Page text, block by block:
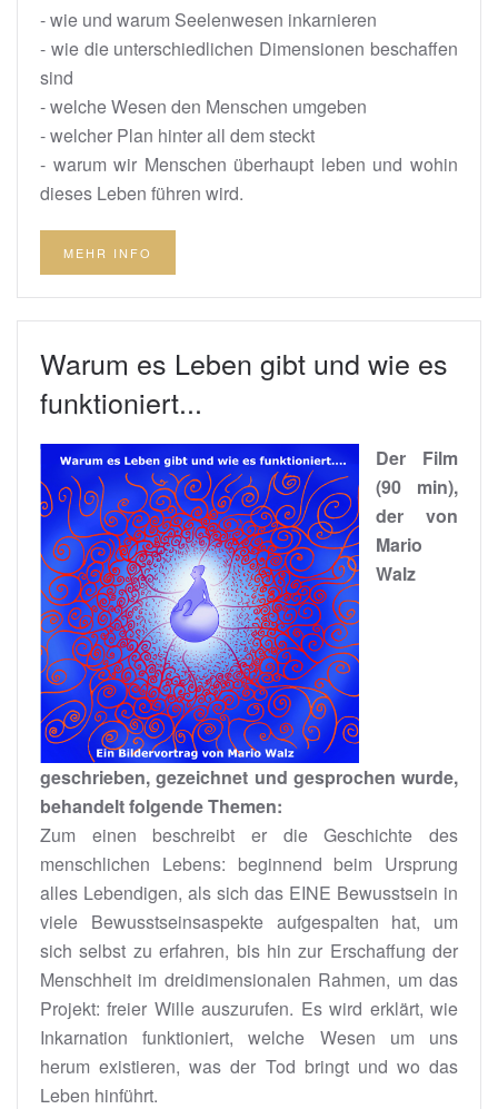
- wie und warum Seelenwesen inkarnieren
- wie die unterschiedlichen Dimensionen beschaffen
sind
- welche Wesen den Menschen umgeben
- welcher Plan hinter all dem steckt
- warum wir Menschen überhaupt leben und wohin
dieses Leben führen wird.
MEHR INFO
Warum es Leben gibt und wie es
funktioniert...
Der Film
(90 min),
der von
Mario
Walz
geschrieben, gezeichnet und gesprochen wurde,
behandelt folgende Themen:
Zum einen beschreibt er die Geschichte des
menschlichen Lebens: beginnend beim Ursprung
alles Lebendigen, als sich das EINE Bewusstsein in
viele Bewusstseinsaspekte aufgespalten hat, um
sich selbst zu erfahren, bis hin zur Erschaffung der
Menschheit im dreidimensionalen Rahmen, um das
Projekt: freier Wille auszurufen. Es wird erklärt, wie
Inkarnation funktioniert, welche Wesen um uns
herum existieren, was der Tod bringt und wo das
Leben hinführt.